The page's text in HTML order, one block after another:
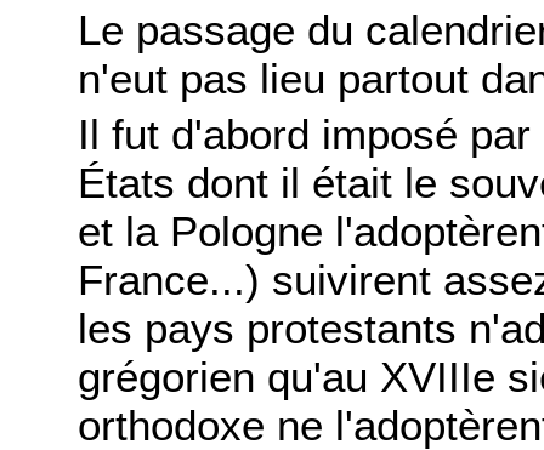
Le passage du
n'eut pas lieu partout
Il fut d'abord imposé
États dont il était le
et la Pologne
France...) suivirent
les pays protestants
grégorien qu'au XVIIIe
orthodoxe ne